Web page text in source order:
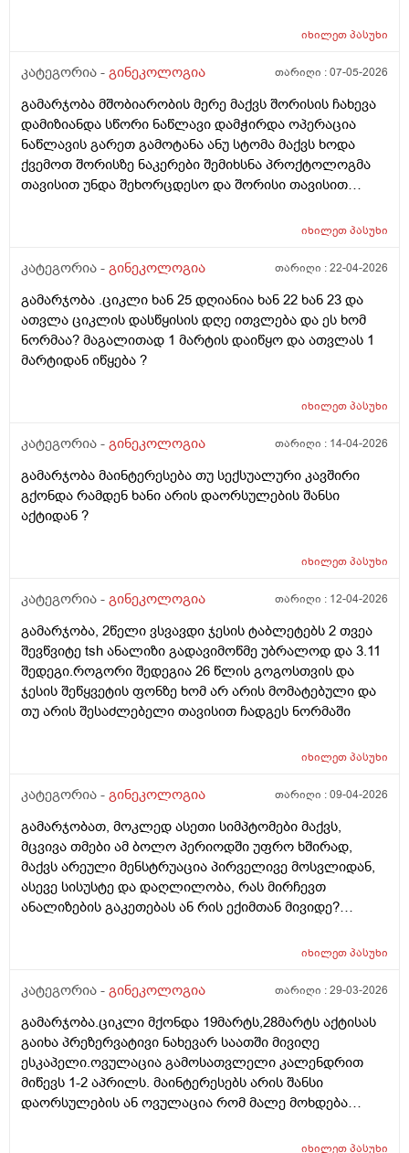
იხილეთპასუხი
კატეგორია - გინეკოლოგია თარიღი :07-05-2026
გამარჯობა მშობიარობის მერე მაქვს შორისის ჩახევა
დამიზიანდა სწორი ნაწლავი დამჭირდა ოპერაცია
ნაწლავის გარეთ გამოტანა ანუ სტომა მაქვს ხოდა
ქვემოთ შორისზე ნაკერები შემიხსნა პროქტოლოგმა
თავისით უნდა შეხორცდესო და შორისი თავისით
იხილეთპასუხი
კატეგორია - გინეკოლოგია თარიღი :22-04-2026
გამარჯობა .ციკლი ხან 25 დღიანია ხან 22 ხან 23 და
ათვლა ციკლის დასწყისის დღე ითვლება და ეს ხომ
ნორმაა? მაგალითად 1 მარტის დაიწყო და ათვლას 1
მარტიდან იწყება ?
იხილეთპასუხი
კატეგორია - გინეკოლოგია თარიღი : 14-04-2026
გამარჯობა მაინტერესება თუ სექსუალური კავშირი
გქონდა რამდენ ხანი არის დაორსულების შანსი
აქტიდან ?
იხილეთპასუხი
კატეგორია - გინეკოლოგია თარიღი : 12-04-2026
გამარჯობა, 2წელი ვსვავდი ჯესის ტაბლეტებს 2 თვეა
შევწვიტე tsh ანალიზი გადავიმოწმე უბრალოდ და 3.11
შედეგი.როგორი შედეგია 26 წლის გოგოსთვის და
ჯესის შეწყვეტის ფონზე ხომ არ არის მომატებული და
თუ არის შესაძლებელი თავისით ჩადგეს ნორმაში
იხილეთპასუხი
კატეგორია - გინეკოლოგია თარიღი :09-04-2026
გამარჯობათ, მოკლედ ასეთი სიმპტომები მაქვს,
მცვივა თმები ამ ბოლო პერიოდში უფრო ხშირად,
მაქვს არეული მენსტრუაცია პირველივე მოსვლიდან,
ასევე სისუსტე და დაღლილობა, რას მირჩევთ
ანალიზების გაკეთებას ან რის ექიმთან მივიდე?
იხილეთპასუხი
კატეგორია - გინეკოლოგია თარიღი :29-03-2026
გამარჯობა.ციკლი მქონდა 19მარტს,28მარტს აქტისას
გაიხა პრეზერვატივი ნახევარ საათში მივიღე
ესკაპელი.ოვულაცია გამოსათვლელი კალენდრით
მიწევს 1-2 აპრილს. მაინტერესებს არის შანსი
დაორსულების ან ოვულაცია რომ მალე მოხდება
კვებაზე მყავს ბავშვი ხშირდ ვერ ვთავაზობ და იქნებ
იხილეთპასუხი